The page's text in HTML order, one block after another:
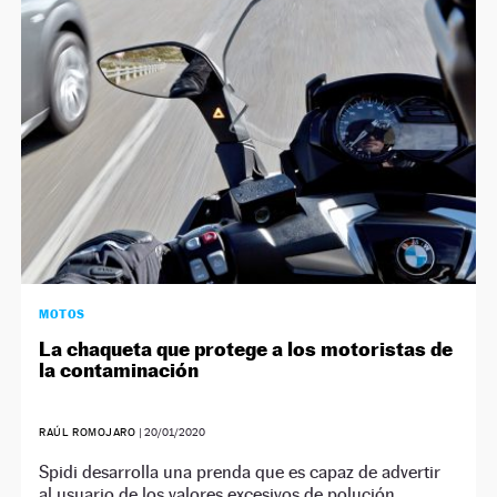
NEWSLETTER
SÍGUENOS
MOTOS
La chaqueta que protege a los motoristas de
la contaminación
RAÚL ROMOJARO | 20/01/2020
Spidi desarrolla una prenda que es capaz de advertir